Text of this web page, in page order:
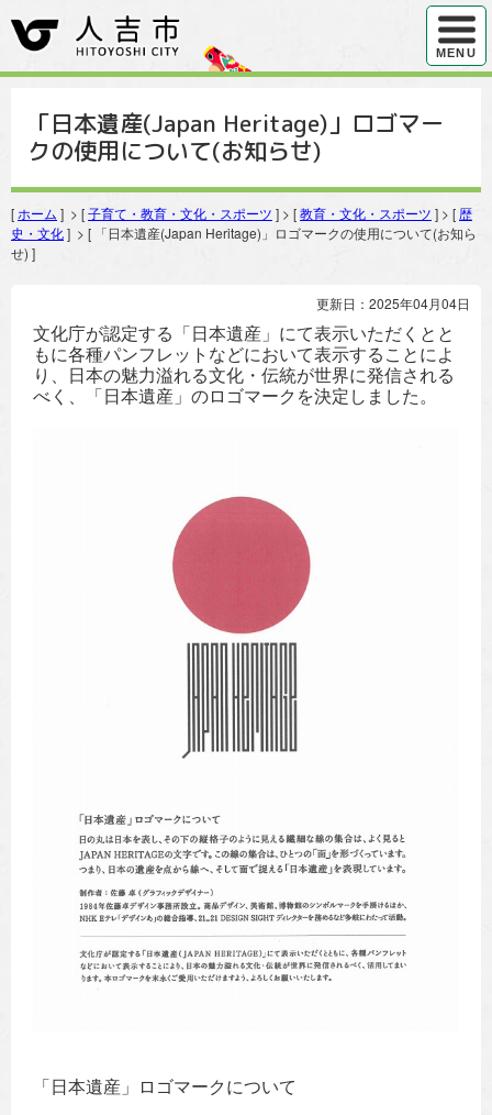
ハンバ
MENU
「日本遺産(Japan Heritage)」ロゴマー
クの使用について(お知らせ)
[ ホーム ] > [子育て・教育・文化・スポーツ ] > [教育・文化・スポーツ ] > [ 歴
史・文化] > [ 「日本遺産(Japan Heritage)」ロゴマークの使用について(お知ら
せ) ]
更新日：2025年04月04日
文化庁が認定する「日本遺産」にて表示いただくとと
もに各種パンフレットなどにおいて表示することによ
り、日本の魅力溢れる文化・伝統が世界に発信される
べく、「日本遺産」のロゴマークを決定しました。
「日本遺産」ロゴマークについて